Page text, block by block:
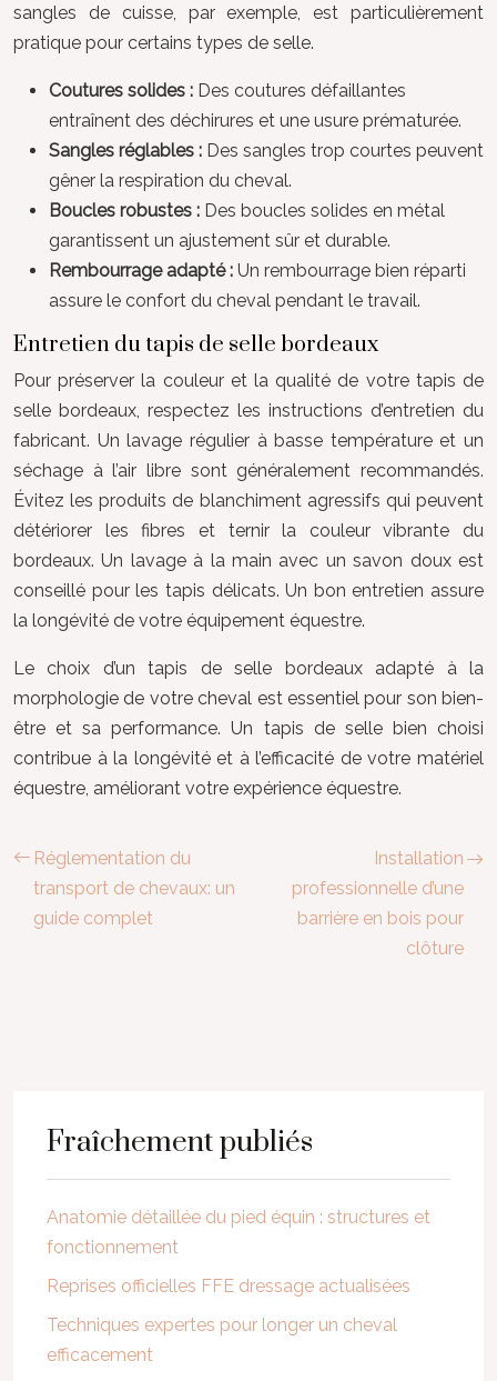
sangles de cuisse, par exemple, est particulièrement
pratique pour certains types de selle.
Coutures solides : Des coutures défaillantes
entraînent des déchirures et une usure prématurée.
Sangles réglables : Des sangles trop courtes peuvent
gêner la respiration du cheval.
Boucles robustes : Des boucles solides en métal
garantissent un ajustement sûr et durable.
Rembourrage adapté : Un rembourrage bien réparti
assure le confort du cheval pendant le travail.
Entretien du tapis de selle bordeaux
Pour préserver la couleur et la qualité de votre tapis de
selle bordeaux, respectez les instructions d’entretien du
fabricant. Un lavage régulier à basse température et un
séchage à l’air libre sont généralement recommandés.
Évitez les produits de blanchiment agressifs qui peuvent
détériorer les fibres et ternir la couleur vibrante du
bordeaux. Un lavage à la main avec un savon doux est
conseillé pour les tapis délicats. Un bon entretien assure
la longévité de votre équipement équestre.
Le choix d’un tapis de selle bordeaux adapté à la
morphologie de votre cheval est essentiel pour son bien-
être et sa performance. Un tapis de selle bien choisi
contribue à la longévité et à l’efficacité de votre matériel
équestre, améliorant votre expérience équestre.
Réglementation du
transport de chevaux: un
guide complet
Installation
professionnelle d’une
barrière en bois pour
clôture
Fraîchement publiés
Anatomie détaillée du pied équin : structures et
fonctionnement
Reprises officielles FFE dressage actualisées
Techniques expertes pour longer un cheval
efficacement